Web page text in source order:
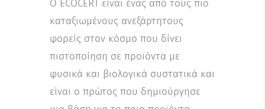
Ο ECOCERT είναι ένας από τους πιο
καταξιωμένους ανεξάρτητους
φορείς στον κόσμο που δίνει
πιστοποίηση σε προϊόντα με
φυσικά και βιολογικά συστατικά και
είναι ο πρώτος που δημιούργησε